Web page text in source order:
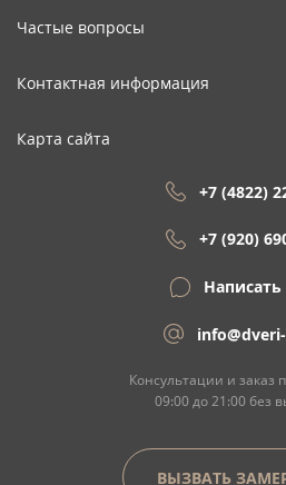
Частые вопросы
Контактная информация
Карта сайта
+7 (4822)
+7 (920)
Написать
Консультации и заказ
09:00 до 21:00 без
ВЫЗВАТЬ